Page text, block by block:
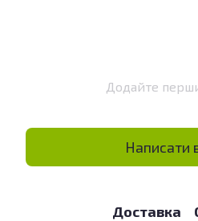
Додайте
Написати
Доставка